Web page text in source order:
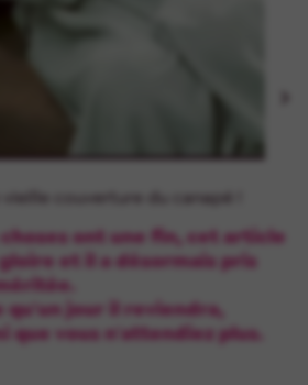
couverture du canapé !
choses ont une fin, cet article
et il a désormais pris
jour il reviendra,
que vous n'attendiez plus.